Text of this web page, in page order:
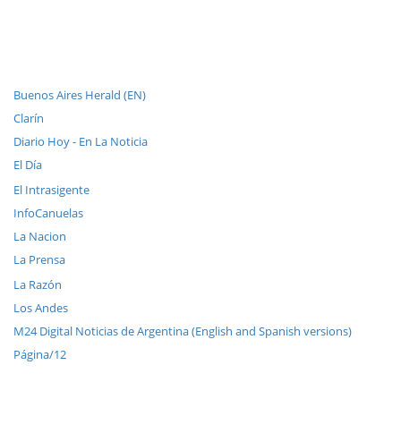
Buenos Aires Herald (EN)
Clarín
Diario Hoy - En La Noticia
El Día
El Intrasigente
InfoCanuelas
La Nacion
La Prensa
La Razón
Los Andes
M24 Digital Noticias de Argentina (English and Spanish versions)
Página/12